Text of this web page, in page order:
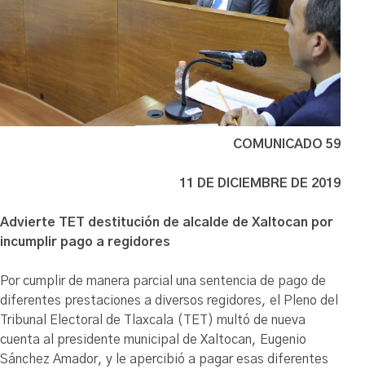
COMUNICADO 59
11 DE DICIEMBRE DE 2019
Advierte TET destitución de alcalde de Xaltocan por
incumplir pago a regidores
Por cumplir de manera parcial una sentencia de pago de
diferentes prestaciones a diversos regidores, el Pleno del
Tribunal Electoral de Tlaxcala (TET) multó de nueva
cuenta al presidente municipal de Xaltocan, Eugenio
Sánchez Amador, y le apercibió a pagar esas diferentes